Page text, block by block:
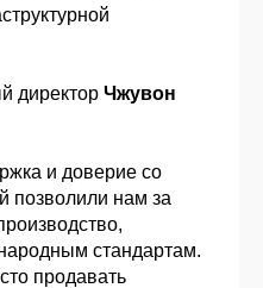
директор Чжувон
и доверие со
позволили нам за
стандартам.
продавать